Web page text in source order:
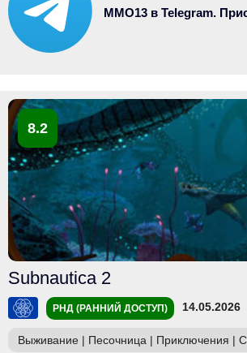
MMO13 в Telegram.
8.2
Subnautica 2
РНД (РАННИЙ ДОСТУП) 14.05.2026
Выживание | Песочница | Приключения |